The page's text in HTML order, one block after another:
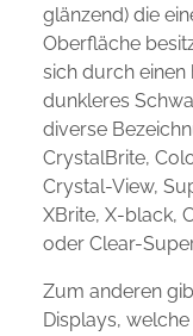
glänzend) die
Oberfläche
sich durch einen
dunkleres
diverse
CrystalBrite,
Crystal-View,
XBrite, X-black,
oder Clear-
Zum anderen
Displays,